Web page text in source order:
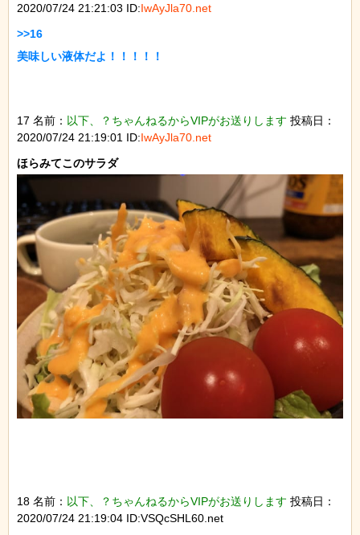
2020/07/24 21:21:03 ID:IwAyJla70.net
>>16
美味しい液体だよ！！！！！
17 名前： 以下、？ちゃんねるからVIPがお送りします 投稿日：
2020/07/24 21:19:01 ID:IwAyJla70.net
18 名前： 以下、？ちゃんねるからVIPがお送りします 投稿日：
2020/07/24 21:19:04 ID:VSQcSHL60.net